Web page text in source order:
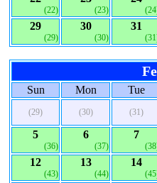
(22) (23)
29
(29)
30
(30)
31
Sun Mon Tue
(29) (30) (31)
5
(36)
6
(37)
7
12
(43)
13
(44)
14